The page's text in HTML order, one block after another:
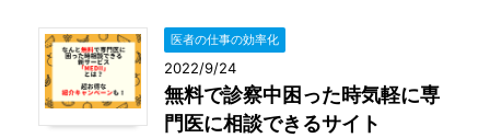
医者の仕事の効率化
2022/9/24
無料で診察中困った時気軽に専
門医に相談できるサイト